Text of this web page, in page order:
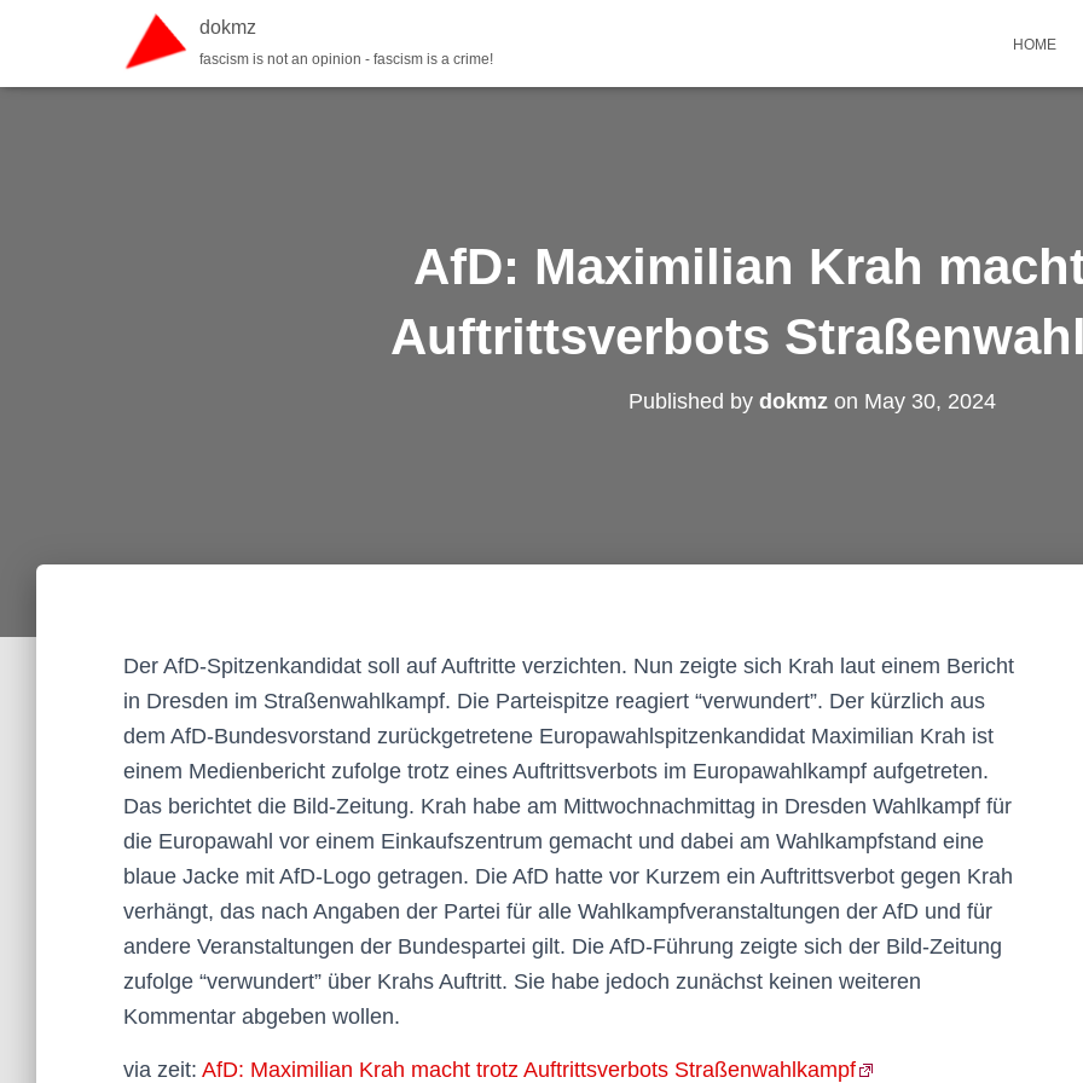
dokmz
fascism is not an opinion - fascism is a crime!
HOME
AfD: Maximilian Krah
Auftrittsverbots
Published by dokmz on May 30, 2024
Der AfD-Spitzenkandidat soll auf Auftritte verzichten. Nun zeigte sich Krah laut einem Bericht
in Dresden im Straßenwahlkampf. Die Parteispitze reagiert “verwundert”. Der kürzlich aus
dem AfD-Bundesvorstand zurückgetretene Europawahlspitzenkandidat Maximilian Krah ist
einem Medienbericht zufolge trotz eines Auftrittsverbots im Europawahlkampf aufgetreten.
Das berichtet die Bild-Zeitung. Krah habe am Mittwochnachmittag in Dresden Wahlkampf für
die Europawahl vor einem Einkaufszentrum gemacht und dabei am Wahlkampfstand eine
blaue Jacke mit AfD-Logo getragen. Die AfD hatte vor Kurzem ein Auftrittsverbot gegen Krah
verhängt, das nach Angaben der Partei für alle Wahlkampfveranstaltungen der AfD und für
andere Veranstaltungen der Bundespartei gilt. Die AfD-Führung zeigte sich der Bild-Zeitung
zufolge “verwundert” über Krahs Auftritt. Sie habe jedoch zunächst keinen weiteren
Kommentar abgeben wollen.
via zeit: AfD: Maximilian Krah macht trotz Auftrittsverbots Straßenwahlkampf